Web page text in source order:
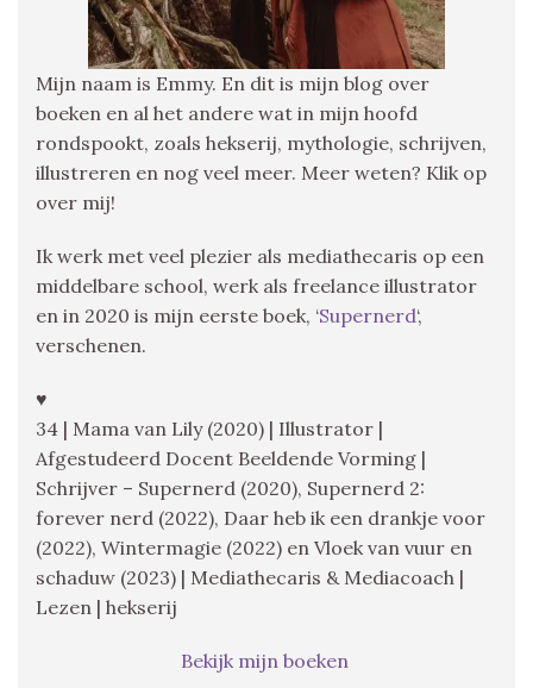
Mijn naam is Emmy. En dit is mijn blog over
boeken en al het andere wat in mijn hoofd
rondspookt, zoals hekserij, mythologie, schrijven,
illustreren en nog veel meer. Meer weten? Klik op
over mij!
Ik werk met veel plezier als mediathecaris op een
middelbare school, werk als freelance illustrator
en in 2020 is mijn eerste boek, ‘Supernerd‘,
verschenen.
♥
34 | Mama van Lily (2020) | Illustrator |
Afgestudeerd Docent Beeldende Vorming |
Schrijver – Supernerd (2020), Supernerd 2:
forever nerd (2022), Daar heb ik een drankje voor
(2022), Wintermagie (2022) en Vloek van vuur en
schaduw (2023) | Mediathecaris & Mediacoach |
Lezen | hekserij
Bekijk mijn boeken